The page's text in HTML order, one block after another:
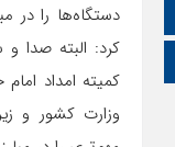
زبان انگلیسیدستگاه‌ها را در
کرد: البته صدا
کمیته امداد
وزارت کشور و